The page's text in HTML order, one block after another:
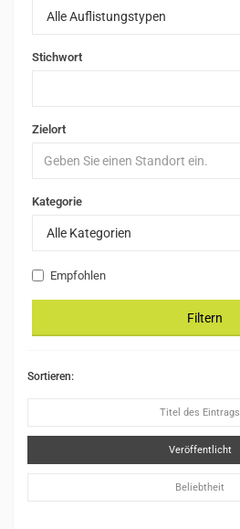
Alle Auflistungstypen
Stichwort
Zielort
Kategorie
Alle Kategorien
Empfohlen
Filtern
Sortieren:
Titel des Eintrags
Veröffentlicht
Beliebtheit